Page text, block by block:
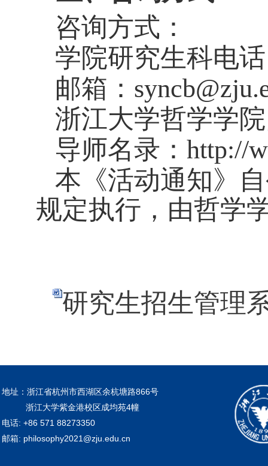
咨询方式：
学院研究生科电
邮箱：
浙江大学哲学学
导师名录： http://
本《活动通知》
规定执行，由哲学
研究生招生管理
地址：浙江省杭州市西湖区余杭塘路866号
浙江大学紫金港校区成均苑4幢
电话: +86 571 88273350
邮箱: philosophy2021@zju.edu.cn